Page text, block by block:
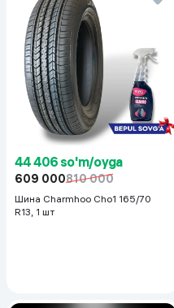
44 406 so'm/oyga
609 000810 000
Шина Charmhoo Cho1 165/70
R13, 1 шт